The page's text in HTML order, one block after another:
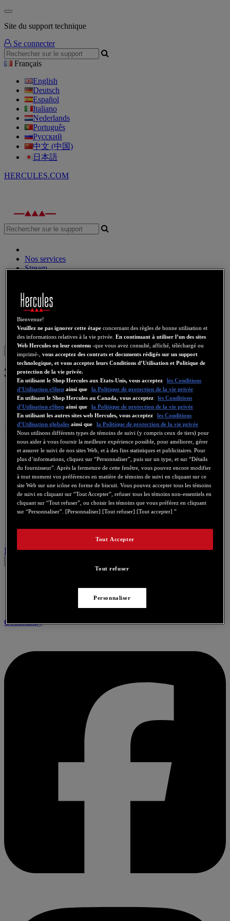
Site du support technique
Se connecter
Français
English
Deutsch
Español
Italiano
Nederlands
Português
Русский
中文 (中国)
日本語
HERCULES.COM
Nos services
Stream
Contrôleurs DJ
Casques DJ
Enceintes DJ
Ancienne collection
Webcams Cartes Son WiFi CPL eCafé Cartes Video
Sign in
3D Prophet 9600SE
Nous contacter pour ce produit
Community
Bienvenue!
Veuillez ne pas ignorer cette étape concernant des règles de bonne utilisation et
des informations relatives à la vie privée.En continuant à utiliser l’un des sites
Web Hercules ou leur contenu-que vous avez consulté, affiché, téléchargé ou
imprimé-,vous acceptez des contrats et documents rédigés sur un support
technologique, et vous acceptez leurs Conditions d’Utilisation et Politique de
protection de la vie privée.
En utilisant le Shop Hercules aux Etats-Unis, vous acceptez
les Conditions
d’Utilisation eShop ainsi que
la Politique de protection de la vie privée
En utilisant le Shop Hercules au Canada, vous acceptez
les Conditions
d’Utilisation eShop ainsi que
la Politique de protection de la vie privée
En utilisant les autres sites web Hercules, vous acceptez
les Conditions
d’Utilisation globales ainsi que
la Politique de protection de la vie privée
Nous utilisons différents types de témoins de suivi (y compris ceux de tiers) pour
nous aider à vous fournir la meilleure expérience possible, pour améliorer, gérer
et assurer le suivi de nos sites Web, et à des fins statistiques et publicitaires. Pour
plus d’informations, cliquez sur “Personnaliser”, puis sur un type, et sur “Détails
du fournisseur”. Après la fermeture de cette fenêtre, vous pouvez encore modifier
à tout moment vos préférences en matière de témoins de suivi en cliquant sur ce
site Web sur une icône en forme de biscuit. Vous pouvez accepter tous les témoins
de suivi en cliquant sur “Tout Accepter”, refuser tous les témoins non-essentiels en
cliquant sur “Tout refuser”, ou choisir les témoins que vous préférez en cliquant
sur “Personnaliser”. [Personnaliser] [Tout refuser] [Tout accepter] ”
Tout refuser
Tout Accepter
Personnaliser